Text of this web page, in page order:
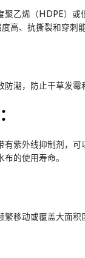
聚乙烯（HDPE）或
高、抗撕裂和穿刺
潮，防止干草发霉
有紫外线抑制剂，可
的使用寿命。
移动或覆盖大面积